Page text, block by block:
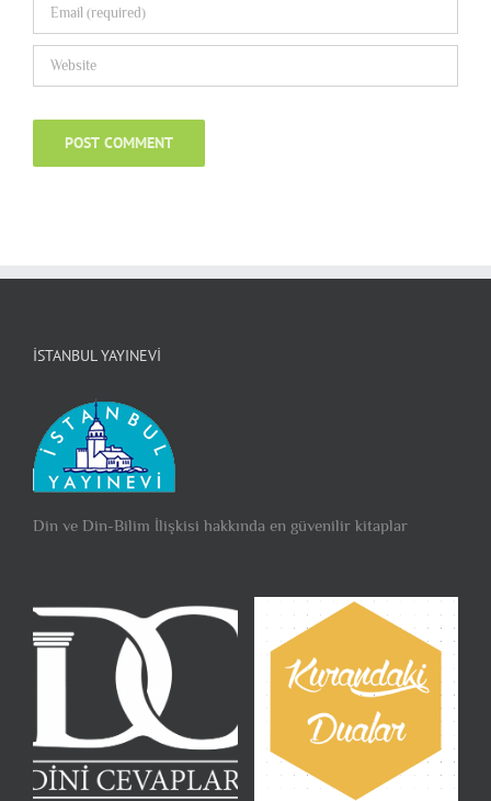
İSTANBUL YAYINEVI
Din ve Din-Bilim İlişkisi hakkında en güvenilir kitaplar